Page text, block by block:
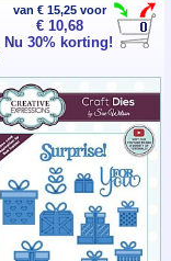
van € 15,25 voor
€ 10,68
Nu 30% korting!